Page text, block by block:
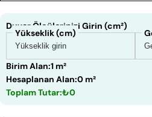
Duvar Ölçülerinizi Girin (cm²)
Yükseklik (cm)
Birim Alan:1 m²
Hesaplanan Alan:0 m²
Toplam Tutar:₺0